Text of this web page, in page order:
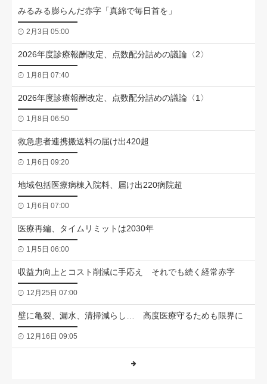
みるみる膨らんだ赤字「真綿で毎日首を」
2月3日 05:00
2026年度診療報酬改定、点数配分詰めの議論〈2〉
1月8日 07:40
2026年度診療報酬改定、点数配分詰めの議論〈1〉
1月8日 06:50
救急患者連携搬送料の届け出420超
1月6日 09:20
地域包括医療病棟入院料、届け出220病院超
1月6日 07:00
医療再編、タイムリミットは2030年
1月5日 06:00
収益力向上とコスト削減に手応え それでも続く経常赤字
12月25日 07:00
壁に亀裂、漏水、清掃減らし… 高度医療守るためも限界に
12月16日 09:05